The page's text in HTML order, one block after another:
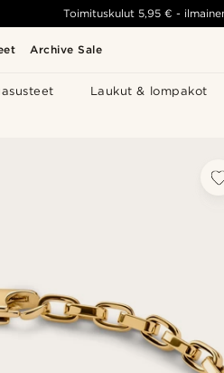
Archive Sale
Laukut & lompakot
Toimituskulut 5,95 € -